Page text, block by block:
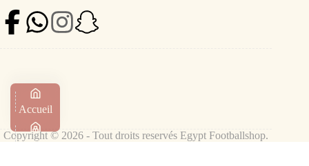
Copyright © 2026 - Tout droits reservés Egypt Footballshop.
Accueil
Boutique